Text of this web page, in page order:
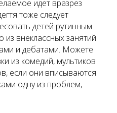
идет вразрез
тоже следует
детей рутинным
из внеклассных занятий
и дебатами. Можете
из комедий, мультиков
если они вписываются
одну из проблем,